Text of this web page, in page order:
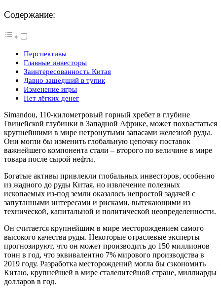
Содержание:
Перспективы
Главные инвесторы
Заинтересованность Китая
Давно зашедший в тупик
Изменение игры
Нет лёгких денег
Simandou, 110-километровый горный хребет в глубине
Гвинейской глубинки в Западной Африке, может похвастаться
крупнейшими в мире нетронутыми запасами железной руды.
Они могли бы изменить глобальную цепочку поставок
важнейшего компонента стали – второго по величине в мире
товара после сырой нефти.
Богатые активы привлекли глобальных инвесторов, особенно
из жадного до руды Китая, но извлечение полезных
ископаемых из-под земли оказалось непростой задачей с
запутанными интересами и рисками, вытекающими из
технической, капитальной и политической неопределенности.
Он считается крупнейшим в мире месторождением самого
высокого качества руды. Некоторые отраслевые эксперты
прогнозируют, что он может производить до 150 миллионов
тонн в год, что эквивалентно 7% мирового производства в
2019 году. Разработка месторождений могла бы сэкономить
Китаю, крупнейшей в мире сталелитейной стране, миллиарды
долларов в год.